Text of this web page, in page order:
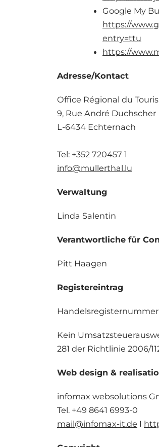
Google My
https://
entry=ttu
https://
Adresse/Kontact
Office Régional du
9, Rue André Duchscher
L-6434 Echternach
Tel: +352 720457 1
info@mullerthal.lu
Verwaltung
Linda Salentin
Verantwortliche für
Pitt Haagen
Registereintrag
Handelsregisternummer
Kein
281 der Richtlinie 2006/
Web design &
infomax websolutions
Tel. +49 8641 6993-0
mail@infomax-it.de I